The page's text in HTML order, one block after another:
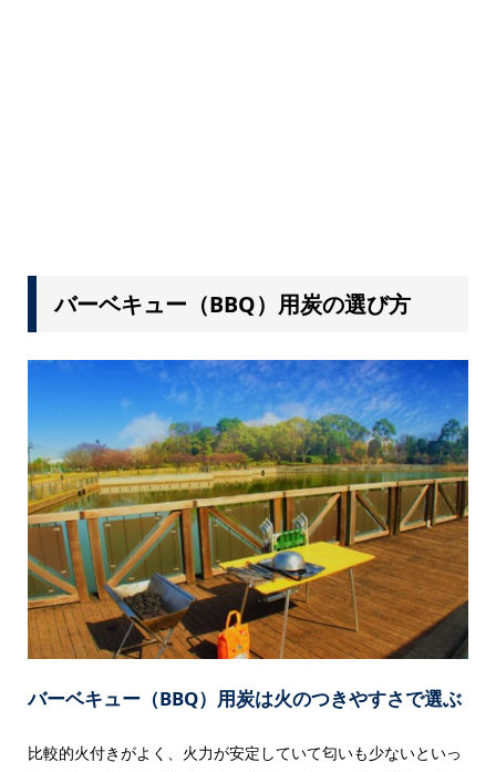
バーベキュー（BBQ）用炭の選び方
バーベキュー（BBQ）用炭は火のつきやすさで選ぶ
比較的火付きがよく、火力が安定していて匂いも少ないといっ